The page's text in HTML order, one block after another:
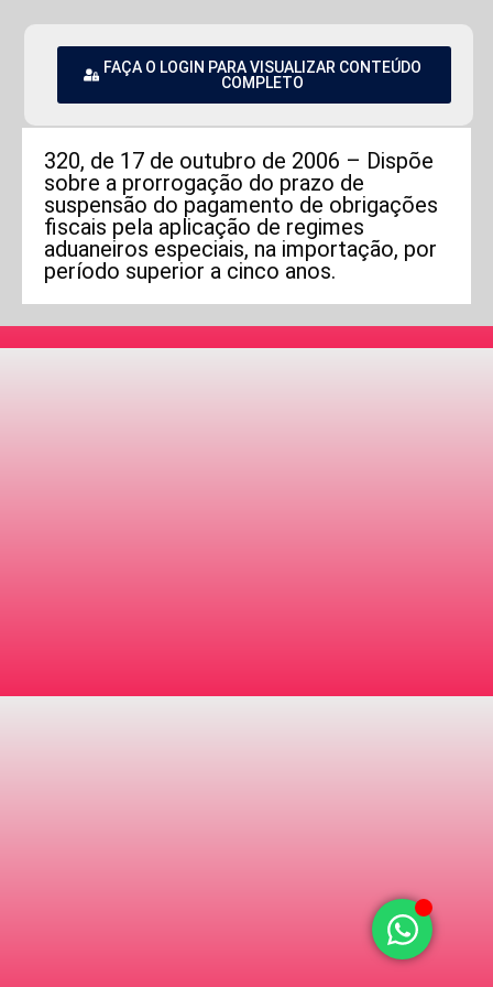
FAÇA O LOGIN PARA VISUALIZAR CONTEÚDO
COMPLETO
320, de 17 de outubro de 2006 – Dispõe
sobre a prorrogação do prazo de
suspensão do pagamento de obrigações
fiscais pela aplicação de regimes
aduaneiros especiais, na importação, por
período superior a cinco anos.